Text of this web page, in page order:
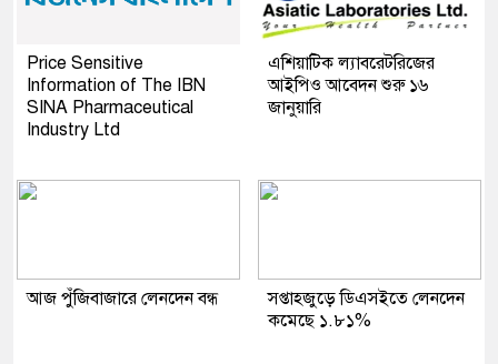
Price Sensitive
Information of The IBN
SINA Pharmaceutical
Industry Ltd
এশিয়াটিক ল্যাবরেটরিজের
আইপিও আবেদন শুরু ১৬
জানুয়ারি
আজ পুঁজিবাজারে লেনদেন বন্ধ
সপ্তাহজুড়ে ডিএসইতে লেনদেন
কমেছে ১.৮১%